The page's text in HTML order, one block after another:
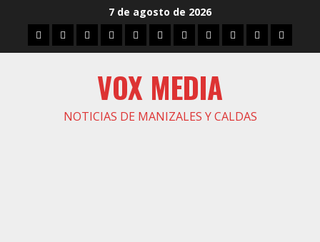
contenido
7 de agosto de 2026
InicioCaldasManizales
PolíticaMunicipios
Vías
Zona
Verde
Caricatura
ConarteCrónicas
VOX MEDIA
NOTICIAS DE MANIZALES Y CALDAS